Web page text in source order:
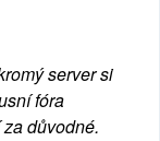
server si
fóra
důvodné.